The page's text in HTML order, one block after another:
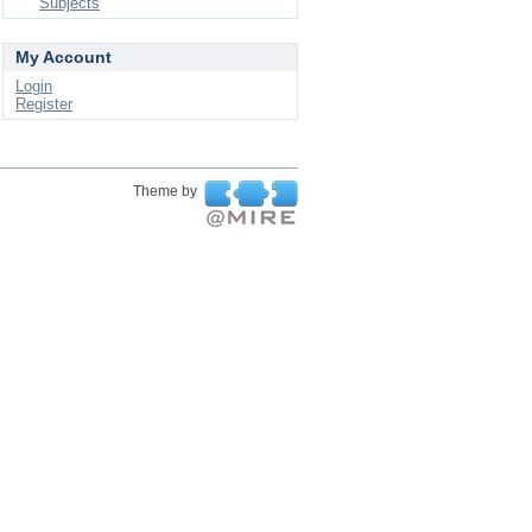
My Account
Login
Register
Theme by